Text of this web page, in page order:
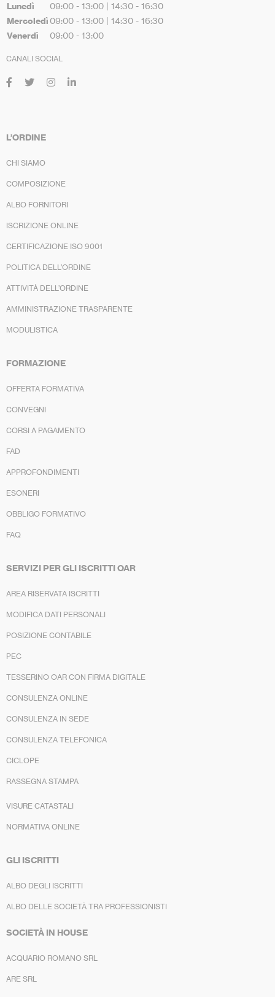
Lunedì 09:00 - 13:00 | 14:30 - 16:30
Mercoledì 09:00 - 13:00 | 14:30 - 16:30
Venerdì 09:00 - 13:00
CANALI SOCIAL
L’ORDINE
CHI SIAMO
COMPOSIZIONE
ALBO FORNITORI
ISCRIZIONE ONLINE
CERTIFICAZIONE ISO 9001
POLITICA DELL’ORDINE
ATTIVITÀ DELL’ORDINE
AMMINISTRAZIONE TRASPARENTE
MODULISTICA
FORMAZIONE
OFFERTA FORMATIVA
CONVEGNI
CORSI A PAGAMENTO
FAD
APPROFONDIMENTI
ESONERI
OBBLIGO FORMATIVO
FAQ
SERVIZI PER GLI ISCRITTI OAR
AREA RISERVATA ISCRITTI
MODIFICA DATI PERSONALI
POSIZIONE CONTABILE
PEC
TESSERINO OAR CON FIRMA DIGITALE
CONSULENZA ONLINE
CONSULENZA IN SEDE
CONSULENZA TELEFONICA
CICLOPE
RASSEGNA STAMPA
VISURE CATASTALI
NORMATIVA ONLINE
GLI ISCRITTI
ALBO DEGLI ISCRITTI
ALBO DELLE SOCIETÀ TRA PROFESSIONISTI
SOCIETÀ IN HOUSE
ACQUARIO ROMANO SRL
ARE SRL